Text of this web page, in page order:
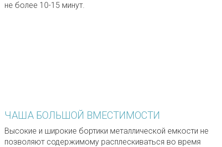
не более 10-15 минут.
ЧАША БОЛЬШОЙ ВМЕСТИМОСТИ
Высокие и широкие бортики металлической емкости не
позволяют содержимому расплескиваться во время